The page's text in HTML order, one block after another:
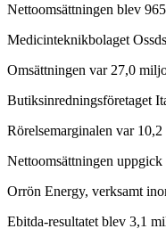
Nettoomsättningen blev
Medicinteknikbolaget
Omsättningen var 27,0
Butiksinredningsföretaget
Rörelsemarginalen var
Nettoomsättningen
Orrön Energy, verksamt
Ebitda-resultatet blev 3,1